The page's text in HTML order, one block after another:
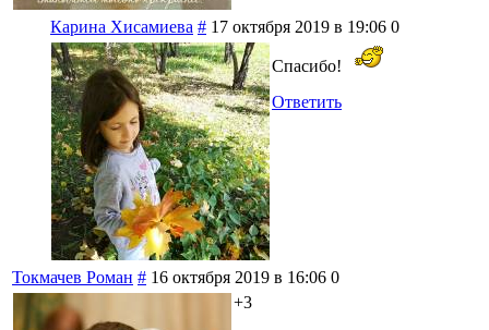
Карина Хисамиева # 17 октября 2019 в 19:06 0
Спасибо!
Ответить
Токмачев Роман # 16 октября 2019 в 16:06 0
+3